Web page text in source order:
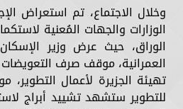
وخلال الاجتماع، تم استعراض
الوزارات والجهات المُعنية
الوراق، حيث عرض وزير
العمرانية، موقف صرف
تهيئة الجزيرة لأعمال التطوير،
للتطوير ستشهد تشييد أبراج